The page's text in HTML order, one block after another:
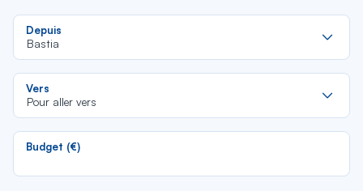
Depuis
Bastia
Vers
Pour aller vers
Budget (€)